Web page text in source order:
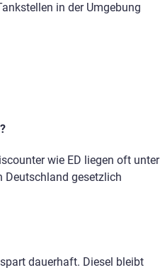
in der Umgebung
wie ED liegen oft unter
Deutschland gesetzlich
dauerhaft. Diesel bleibt